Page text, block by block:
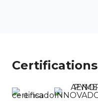
Certifications